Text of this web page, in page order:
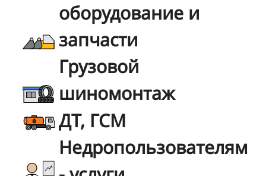
оборудование и
запчасти
Грузовой
шиномонтаж
ДТ, ГСМ
Недропользователям